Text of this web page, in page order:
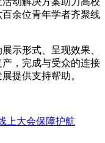
余位青年学者齐聚线
示形式、呈现效果、
，完成与受众的连接
提供支持帮助。
上大会保障护航